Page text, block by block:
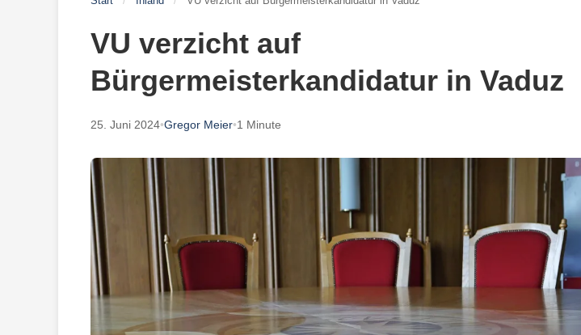
VU verzicht auf
Bürgermeisterkandidatur in Vaduz
25. Juni 2024•Gregor Meier•1 Minute